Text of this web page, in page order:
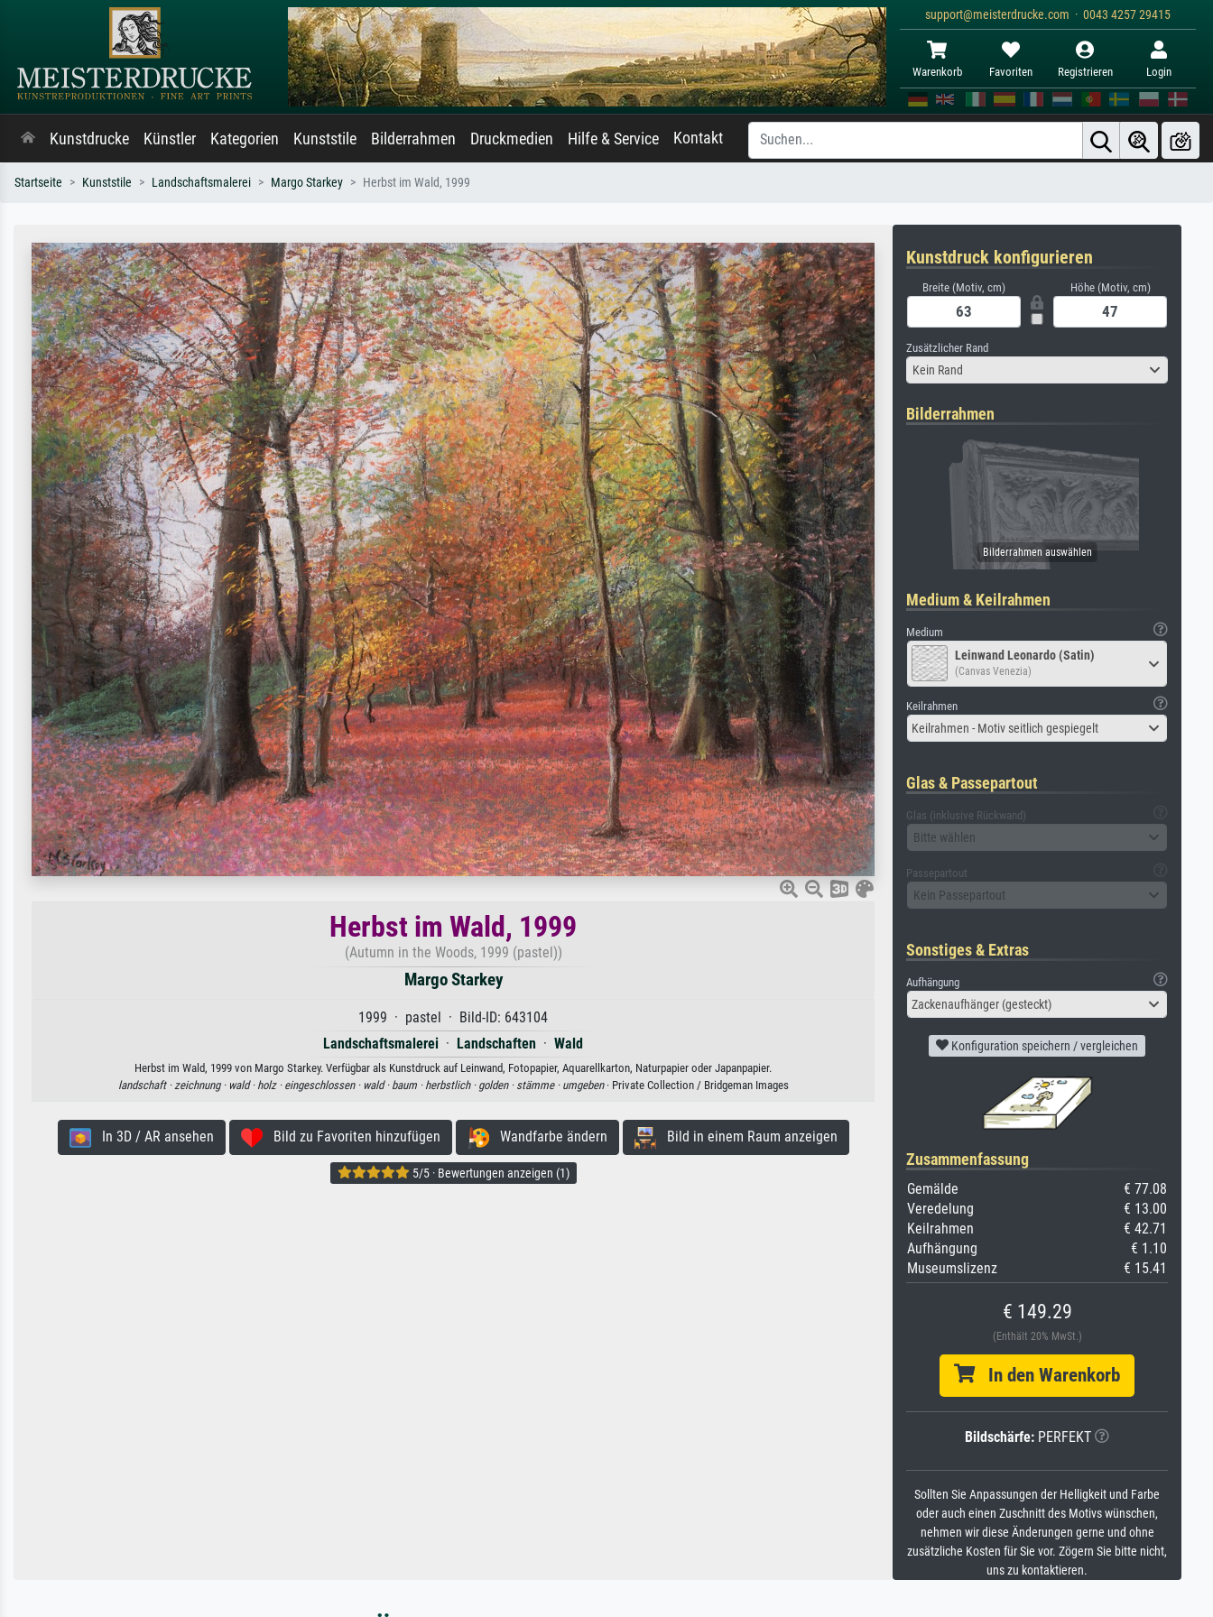
support@meisterdrucke.com · 0043 4257 29415
Warenkorb Favoriten Registrieren Login
Kunstdrucke Künstler Kategorien Kunststile Bilderrahmen Druckmedien Hilfe & Service Kontakt
Startseite Kunststile Landschaftsmalerei Margo Starkey Herbst im Wald, 1999
Herbst im Wald, 1999
(Autumn in the Woods, 1999 (pastel))
Margo Starkey
1999 · pastel · Bild-ID: 643104
Landschaftsmalerei · Landschaften · Wald
Herbst im Wald, 1999 von Margo Starkey. Verfügbar als Kunstdruck auf Leinwand, Fotopapier, Aquarellkarton, Naturpapier oder Japanpapier.
landschaft · zeichnung · wald · holz · eingeschlossen · wald · baum · herbstlich · golden · stämme · umgeben· Private Collection / Bridgeman Images
In 3D / AR ansehen Bild zu Favoriten hinzufügen Wandfarbe ändern Bild in einem Raum anzeigen
5/5 · Bewertungen anzeigen (1)
Kunstdruck konfigurieren
Breite (Motiv, cm) Höhe (Motiv, cm)
Zusätzlicher Rand
Kein Rand
Bilderrahmen
Medium & Keilrahmen
Medium
Leinwand Leonardo (Satin)
(Canvas Venezia)
Keilrahmen
Keilrahmen - Motiv seitlich gespiegelt
Glas & Passepartout
Glas (inklusive Rückwand)
Bitte wählen
Passepartout
Kein Passepartout
Sonstiges & Extras
Aufhängung
Zackenaufhänger (gesteckt)
Konfiguration speichern / vergleichen
Zusammenfassung
Gemälde
€ 77.08
Veredelung
€ 13.00
Keilrahmen
€ 42.71
Aufhängung
€ 1.10
Museumslizenz
€ 15.41
€ 149.29
(Enthält 20% MwSt.)
In den Warenkorb
Bildschärfe: PERFEKT
Sollten Sie Anpassungen der Helligkeit und Farbe
oder auch einen Zuschnitt des Motivs wünschen,
nehmen wir diese Änderungen gerne und ohne
zusätzliche Kosten für Sie vor. Zögern Sie bitte nicht,
uns zu kontaktieren.